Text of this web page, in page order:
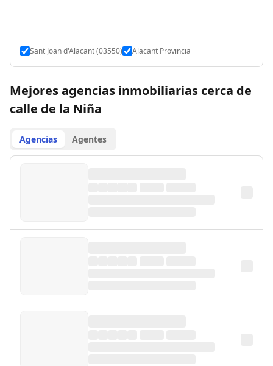
Sant Joan d'Alacant (03550) Alacant Provincia
Mejores agencias inmobiliarias cerca de
calle de la Niña
Agencias Agentes